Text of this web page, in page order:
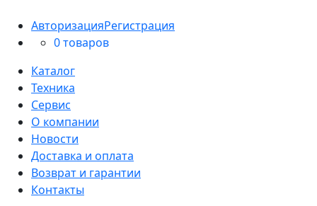
АвторизацияРегистрация
0 товаров
Каталог
Техника
Сервис
О компании
Новости
Доставка и оплата
Возврат и гарантии
Контакты